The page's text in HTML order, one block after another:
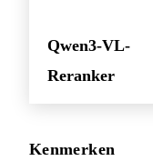
Qwen3-VL-
Reranker
Kenmerken